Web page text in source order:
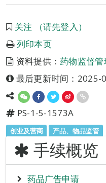
关注 （请先登入）
列印本页
资料提供：药物监督管
最后更新时间：2025-
PS-1-5-1573A
创业及营商 产品、物品监管
手续概览
药品广告申请